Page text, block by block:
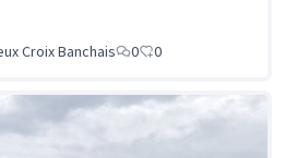
Croix Banchais 0 0